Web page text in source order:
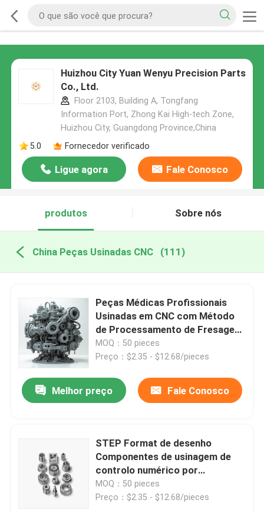
Huizhou City Yuan Wenyu Precision Parts
Co., Ltd.
Floor 2103, Building A, Tongfang
Information Port, Zhong Kai High-tech Zone,
Huizhou City, Guangdong Province,China
5.0
Fornecedor verificado
Ligue agora Fale Conosco
produtos Sobre nós
China Peças Usinadas CNC (111)
Peças Médicas Profissionais
Usinadas em CNC com Método
de Processamento de Fresagem
e Método de Entrega UPS
MOQ：50 pieces
Preço：$2.35 - $12.68/pieces
Melhor preço Fale Conosco
STEP Format de desenho
Componentes de usinagem de
controlo numérico por
computador com tolerância ±
0,01 mm
MOQ：50 pieces
Preço：$2.35 - $12.68/pieces